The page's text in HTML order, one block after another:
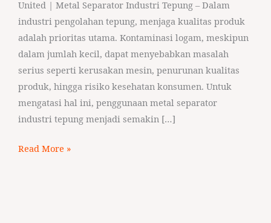
United | Metal Separator Industri Tepung – Dalam
industri pengolahan tepung, menjaga kualitas produk
adalah prioritas utama. Kontaminasi logam, meskipun
dalam jumlah kecil, dapat menyebabkan masalah
serius seperti kerusakan mesin, penurunan kualitas
produk, hingga risiko kesehatan konsumen. Untuk
mengatasi hal ini, penggunaan metal separator
industri tepung menjadi semakin […]
Read More »